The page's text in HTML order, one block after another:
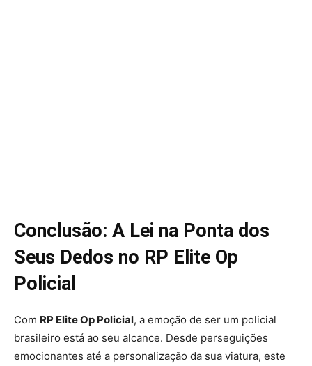
Conclusão: A Lei na Ponta dos
Seus Dedos no RP Elite Op
Policial
Com RP Elite Op Policial, a emoção de ser um policial
brasileiro está ao seu alcance. Desde perseguições
emocionantes até a personalização da sua viatura, este